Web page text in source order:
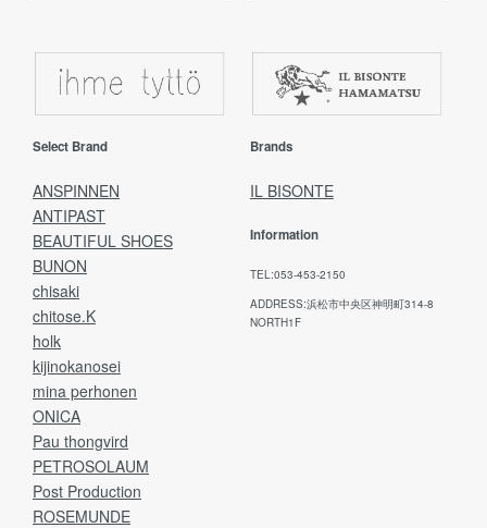
Select Brand
ANSPINNEN
ANTIPAST
BEAUTIFUL SHOES
BUNON
chisaki
chitose.K
holk
kijinokanosei
mina perhonen
ONICA
Pau thongvird
PETROSOLAUM
Post Production
ROSEMUNDE
Brands
IL BISONTE
Information
TEL:053-453-2150
ADDRESS:浜松市中央区神明町314-8
NORTH1F